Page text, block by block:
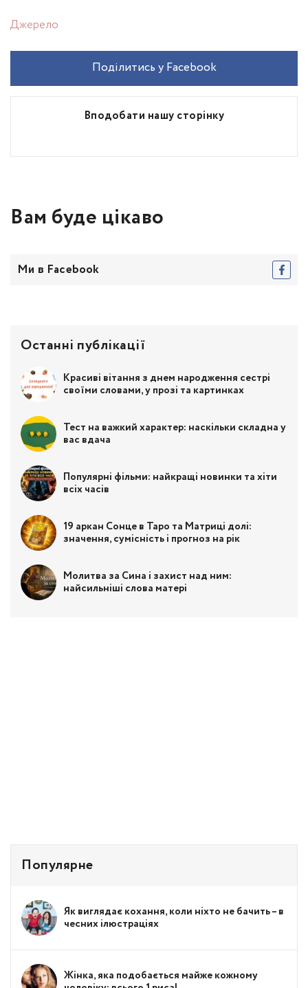
Джерело
Вподобати нашу сторінку
Поділитись у Facebook
Вам буде цікаво
Ми в Facebook
Останні публікації
Красиві вітання з днем народження сестрі
своїми словами, у прозі та картинках
Тест на важкий характер: наскільки складна у
вас вдача
Популярні фільми: найкращі новинки та хіти
всіх часів
19 аркан Сонце в Таро та Матриці долі:
значення, сумісність і прогноз на рік
Молитва за Сина і захист над ним:
найсильніші слова матері
Популярне
Як виглядає кохання, коли ніхто не бачить – в
чесних ілюстраціях
Жінка, яка подобається майже кожному